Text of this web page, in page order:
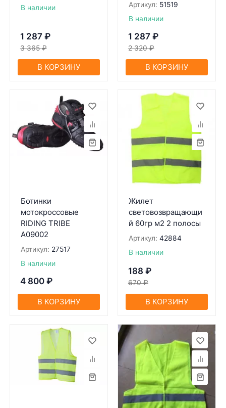
В наличии
1 287 ₽
3 365 ₽
В КОРЗИНУ
Артикул: 51519
В наличии
1 287 ₽
2 320 ₽
В КОРЗИНУ
Ботинки
мотокроссовые
RIDING TRIBE
A09002
Артикул: 27517
В наличии
4 800 ₽
В КОРЗИНУ
Жилет
световозвращающи
й 60гр м2 2 полосы
Артикул: 42884
В наличии
188 ₽
670 ₽
В КОРЗИНУ